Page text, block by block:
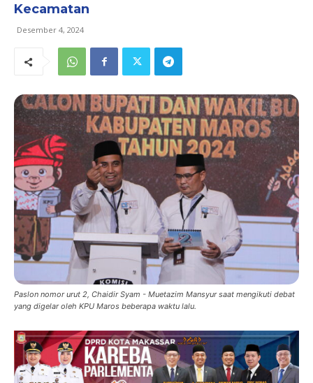
Kecamatan
Desember 4, 2024
Paslon nomor urut 2, Chaidir Syam - Muetazim Mansyur saat mengikuti debat
yang digelar oleh KPU Maros beberapa waktu lalu.